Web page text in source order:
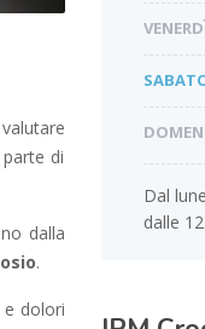
di
dalla
.
dolori
Dal
dalle